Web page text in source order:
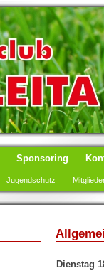
Sponsoring
Jugendschutz
Dienstag